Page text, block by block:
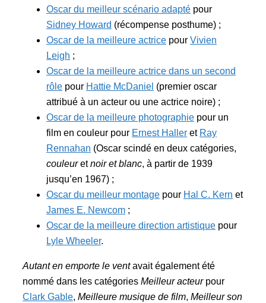
Oscar du meilleur scénario adapté pour
Sidney Howard (récompense posthume) ;
Oscar de la meilleure actrice pour Vivien
Leigh ;
Oscar de la meilleure actrice dans un second
rôle pour Hattie McDaniel (premier oscar
attribué à un acteur ou une actrice noire) ;
Oscar de la meilleure photographie pour un
film en couleur pour Ernest Haller et Ray
Rennahan (Oscar scindé en deux catégories,
couleuretnoir et blanc, à partir de 1939
jusqu’en 1967) ;
Oscar du meilleur montage pour Hal C. Kern et
James E. Newcom ;
Oscar de la meilleure direction artistique pour
Lyle Wheeler.
Autant en emporte le ventavait également été
nommé dans les catégories Meilleur acteurpour
Clark Gable, Meilleure musique de film, Meilleur son